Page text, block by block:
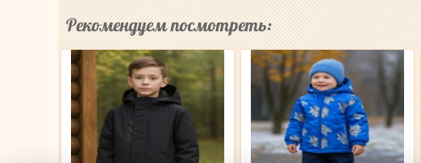
Рекомендуем посмотреть: